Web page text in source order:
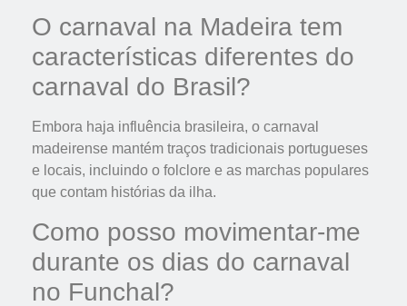
O carnaval na Madeira tem
características diferentes do
carnaval do Brasil?
Embora haja influência brasileira, o carnaval
madeirense mantém traços tradicionais portugueses
e locais, incluindo o folclore e as marchas populares
que contam histórias da ilha.
Como posso movimentar-me
durante os dias do carnaval
no Funchal?